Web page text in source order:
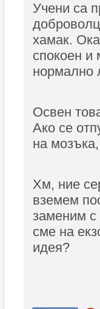
Учени са
хамак.
спокоен и
нормално
Освен
Ако се
на
Хм, ние
вземем
заменим с
сме на
идея?